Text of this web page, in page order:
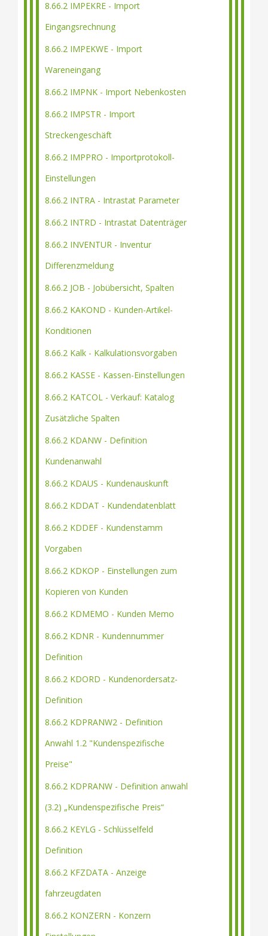
8.66.2 IMPEKRE - Import
Eingangsrechnung
8.66.2 IMPEKWE - Import
Wareneingang
8.66.2 IMPNK - Import Nebenkosten
8.66.2 IMPSTR - Import
Streckengeschäft
8.66.2 IMPPRO - Importprotokoll-
Einstellungen
8.66.2 INTRA - Intrastat Parameter
8.66.2 INTRD - Intrastat Datenträger
8.66.2 INVENTUR - Inventur
Differenzmeldung
8.66.2 JOB - Jobübersicht, Spalten
8.66.2 KAKOND - Kunden-Artikel-
Konditionen
8.66.2 Kalk - Kalkulationsvorgaben
8.66.2 KASSE - Kassen-Einstellungen
8.66.2 KATCOL - Verkauf: Katalog
Zusätzliche Spalten
8.66.2 KDANW - Definition
Kundenanwahl
8.66.2 KDAUS - Kundenauskunft
8.66.2 KDDAT - Kundendatenblatt
8.66.2 KDDEF - Kundenstamm
Vorgaben
8.66.2 KDKOP - Einstellungen zum
Kopieren von Kunden
8.66.2 KDMEMO - Kunden Memo
8.66.2 KDNR - Kundennummer
Definition
8.66.2 KDORD - Kundenordersatz-
Definition
8.66.2 KDPRANW2 - Definition
Anwahl 1.2 "Kundenspezifische
Preise"
8.66.2 KDPRANW - Definition anwahl
(3.2) „Kundenspezifische Preis“
8.66.2 KEYLG - Schlüsselfeld
Definition
8.66.2 KFZDATA - Anzeige
fahrzeugdaten
8.66.2 KONZERN - Konzern